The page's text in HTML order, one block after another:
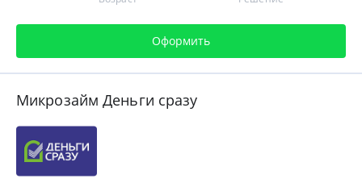
Оформить
Микрозайм Деньги сразу